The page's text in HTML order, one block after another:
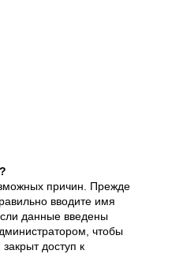
причин. Прежде
вводите имя
данные введены
чтобы
доступ к